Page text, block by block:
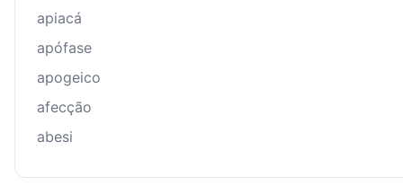
apiacá
apófase
apogeico
afecção
abesi